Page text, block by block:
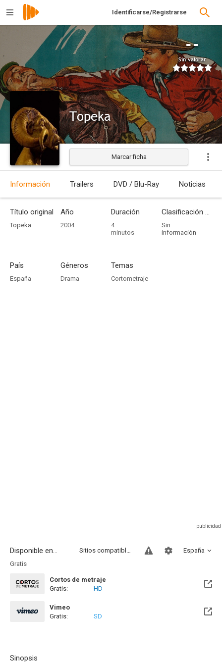
Identificarse/Registrarse
--
Sin valorar
Topeka
Estrenada
Marcar ficha
Información Trailers DVD / Blu-Ray Noticias
Título original
Topeka
Año
2004
Duración
4
minutos
Clasificación por edades
Sin
información
País
España
Géneros
Drama
Temas
Cortometraje
Disponible en... España
Sitios compatibles
Gratis
Cortos de metraje
Gratis:
HD
Vimeo
Gratis:
SD
Sinopsis